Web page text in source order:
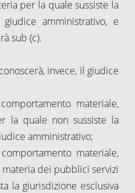
per la quale sussiste la
amministrativo, e
sub (c).
invece, il giudice
materiale,
la quale non sussiste la
amministrativo;
materiale,
materia dei pubblici servizi
la giurisdizione esclusiva